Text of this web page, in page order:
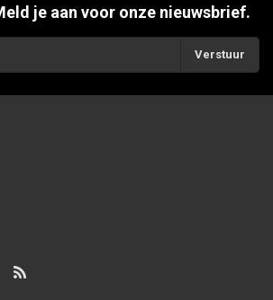
je aan voor onze nieuwsbrief.
Verstuur